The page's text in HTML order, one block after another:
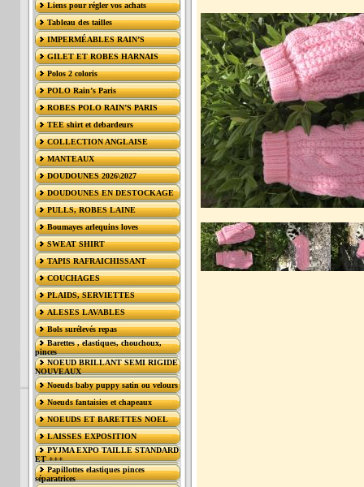
Liens pour régler vos achats
Tableau des tailles
IMPERMÉABLES RAIN’S
GILET ET ROBES HARNAIS
Polos 2 coloris
POLO Rain’s Paris
ROBES POLO RAIN’S PARIS
TEE shirt et debardeurs
COLLECTION ANGLAISE
MANTEAUX
DOUDOUNES 2026\2027
DOUDOUNES EN DESTOCKAGE
PULLS, ROBES LAINE
Boumayes arlequins loves
SWEAT SHIRT
TAPIS RAFRAICHISSANT
COUCHAGES
PLAIDS, SERVIETTES
ALESES LAVABLES
Bols surélevés repas
Barettes , elastiques, chouchoux,
pinces
NOEUD BRILLANT SEMI RIGIDE
NOUVEAUX
Noeuds baby puppy satin ou velours
Noeuds fantaisies et chapeaux
NOEUDS ET BARETTES NOEL
LAISSES EXPOSITION
PYJMA EXPO TAILLE STANDARD
ET +++
Papillottes elastiques pinces
séparatrices